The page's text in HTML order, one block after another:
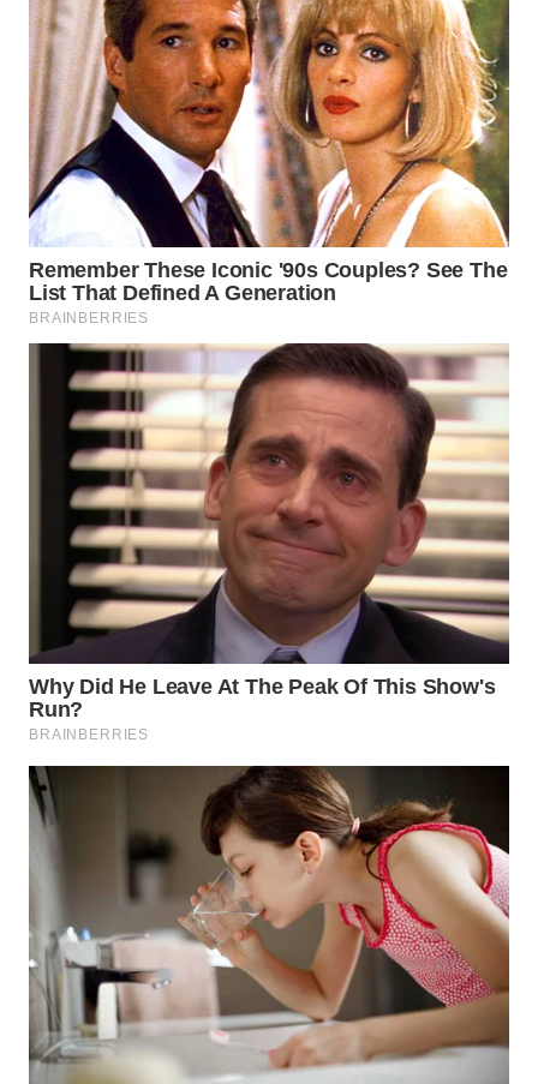
WN
BOGOR
WN
DEPOK
WN
TAPANULI
UTARA
WN
SAMOSIR
WN
PADANG
LAWAS
WN
SUMEDANG
WN
CIANJUR
WN
TANGERANG
WN
BINJAI
WN
CIREBON